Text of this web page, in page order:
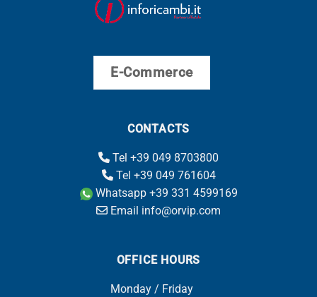
E-Commerce
CONTACTS
Tel +39 049 8703800
Tel +39 049 761604
Whatsapp +39 331 4599169
Email info@orvip.com
OFFICE HOURS
Monday / Friday